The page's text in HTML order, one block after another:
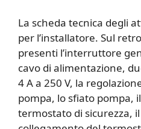
La scheda tecnica degli
per l’installatore. Sul
presenti l’interruttore
cavo di alimentazione,
4 A a 250 V, la
pompa, lo sfiato pompa,
termostato di sicurezza,